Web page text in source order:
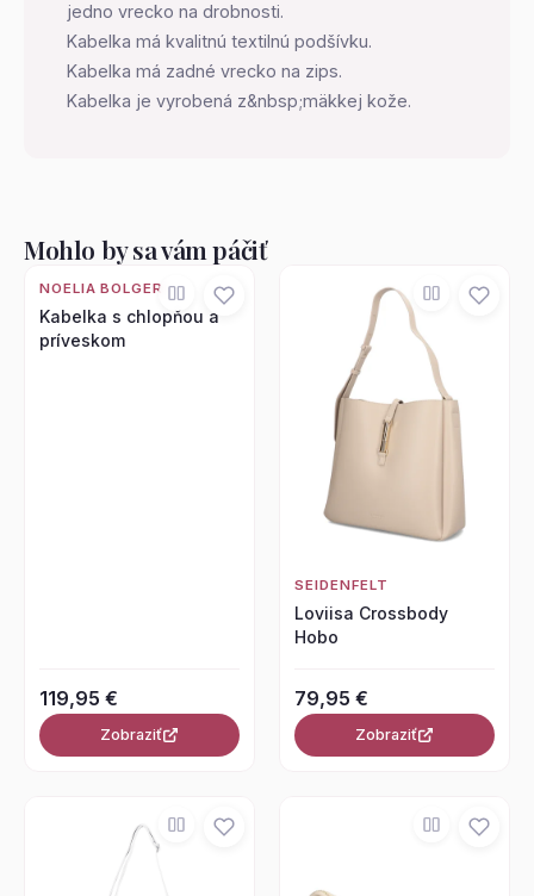
jedno vrecko na drobnosti.
Kabelka má kvalitnú textilnú podšívku.
Kabelka má zadné vrecko na zips.
Kabelka je vyrobená z&nbsp;mäkkej kože.
Mohlo by sa vám páčiť
NOELIA BOLGER
Kabelka s chlopňou a
príveskom
119,95 €
Zobraziť
SEIDENFELT
Loviisa Crossbody
Hobo
79,95 €
Zobraziť